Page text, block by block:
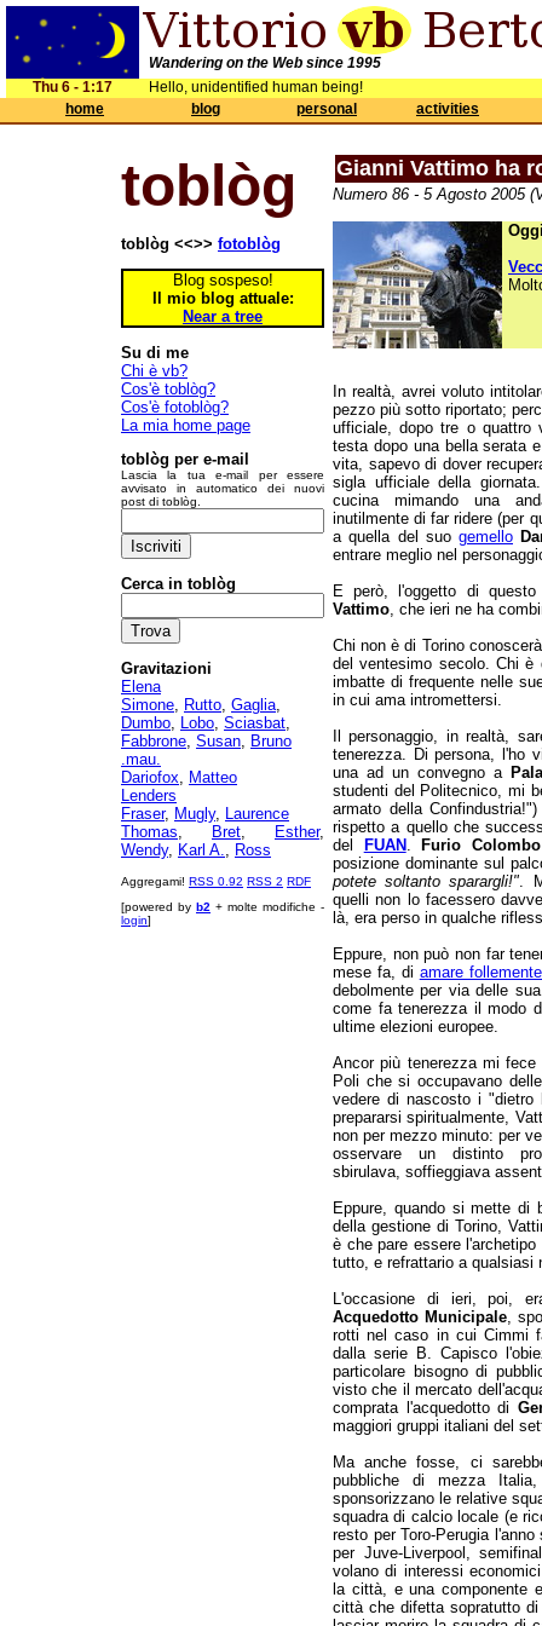
Wandering on the Web since 1995
Thu 6 - 1:17
Hello, unidentified human being!
home
blog personal activities
toblòg
toblòg <<>> fotoblòg
Blog sospeso!
Il mio blog attuale:
Near a tree
Su di me
Chi è vb?
Cos'è toblòg?
Cos'è fotoblòg?
La mia home page
toblòg per e-mail
Lascia la tua e-mail per essere
avvisato in automatico dei nuovi
post di toblòg.
Cerca in toblòg
Gravitazioni
Elena
Simone, Rutto, Gaglia,
Dumbo, Lobo, Sciasbat,
Fabbrone, Susan, Bruno
.mau.
Dariofox, Matteo
Lenders
Fraser, Mugly, Laurence
Thomas, Bret, Esther,
Wendy, Karl A., Ross
Aggregami! RSS 0.92 RSS 2 RDF
[powered by b2 + molte modifiche -
login]
Gianni Vattimo ha
Numero 86 - 5 Agosto 2005
In realtà, avrei voluto
pezzo più sotto riportato;
ufficiale, dopo tre o quattro
testa dopo una bella serata
vita, sapevo di dover
sigla ufficiale della
cucina mimando una
inutilmente di far ridere (per
a quella del suo gemello
entrare meglio nel
E però, l'oggetto di
Vattimo, che ieri ne ha
Chi non è di Torino
del ventesimo secolo. Chi
imbatte di frequente nelle
in cui ama intromettersi.
Il personaggio, in realtà,
tenerezza. Di persona, l'ho
una ad un convegno a
studenti del Politecnico, mi
armato della
rispetto a quello che
del
FUAN . Furio Colombo
posizione dominante sul
potete soltanto sparargli!".
quelli non lo facessero
là, era perso in qualche
Eppure, non può non far
mese fa, di amare
debolmente per via delle
come fa tenerezza il modo
ultime elezioni europee.
Ancor più tenerezza mi
Poli che si occupavano
vedere di nascosto i
prepararsi spiritualmente,
non per mezzo minuto: per
osservare un distinto
sbirulava, soffieggiava
Eppure, quando si mette di
della gestione di Torino,
è che pare essere
tutto, e refrattario a qualsiasi
L'occasione di ieri, poi,
Acquedotto Municipale,
rotti nel caso in cui Cimmi
dalla serie B. Capisco
particolare bisogno di
visto che il mercato
comprata l'acquedotto di
maggiori gruppi italiani del
Ma anche fosse, ci
pubbliche di mezza
sponsorizzano le relative
squadra di calcio locale (e
resto per Toro-Perugia
per Juve-Liverpool,
volano di interessi
la città, e una componente
città che difetta sopratutto